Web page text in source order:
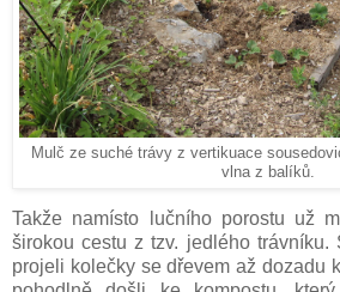
Mulč ze suché trávy z vertikuace
vlna z balíků.
Takže namísto lučního porostu už
širokou cestu z tzv. jedlého trávníku.
projeli kolečky se dřevem až dozadu